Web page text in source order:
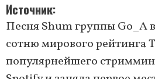
Источник
Песня Shum группы Go_A
сотню мирового рейтинга
популярнейшего